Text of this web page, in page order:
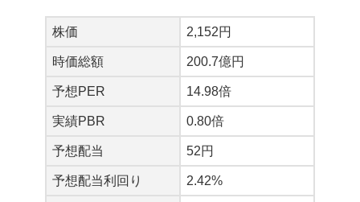
株価 2,152円
時価総額 200.7億円
予想PER 14.98倍
実績PBR 0.80倍
予想配当 52円
予想配当利回り 2.42%